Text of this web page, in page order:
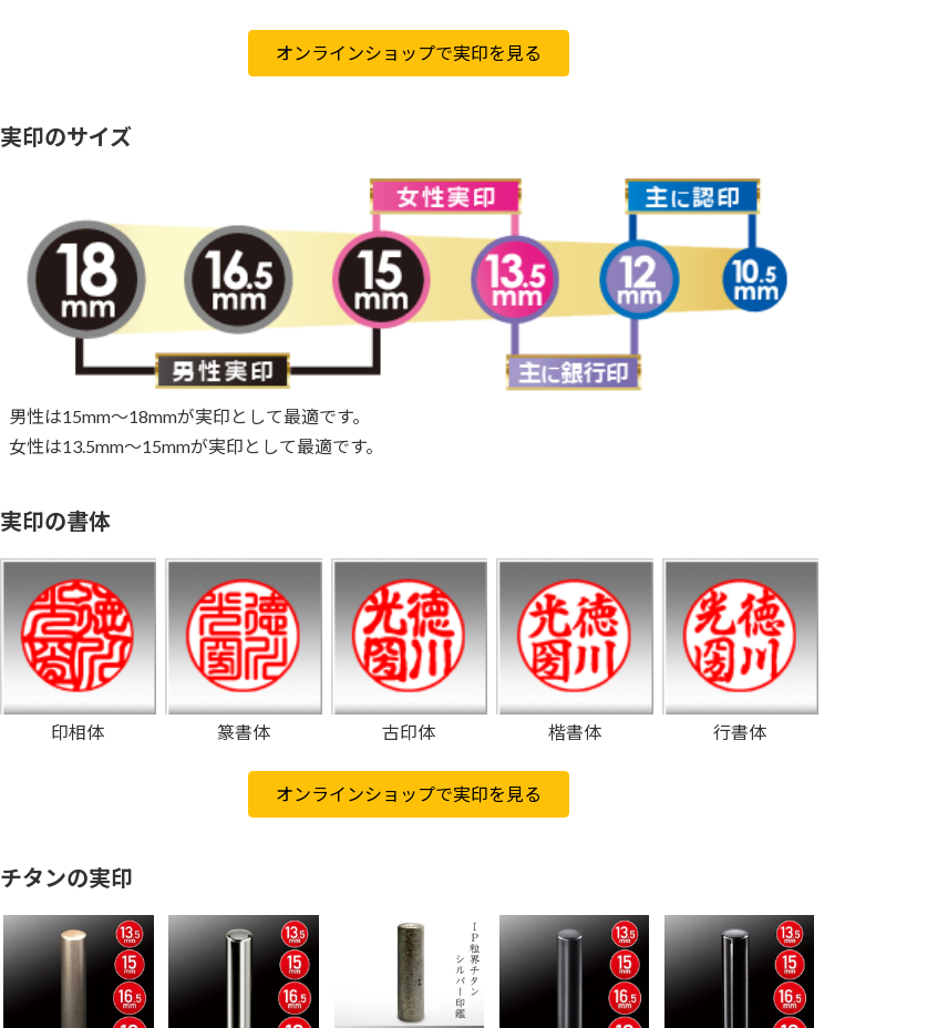
オンラインショップで実印を見る
実印のサイズ
男性は15mm～18mmが実印として最適です。
女性は13.5mm～15mmが実印として最適です。
実印の書体
印相体 篆書体 古印体 楷書体 行書体
オンラインショップで実印を見る
チタンの実印